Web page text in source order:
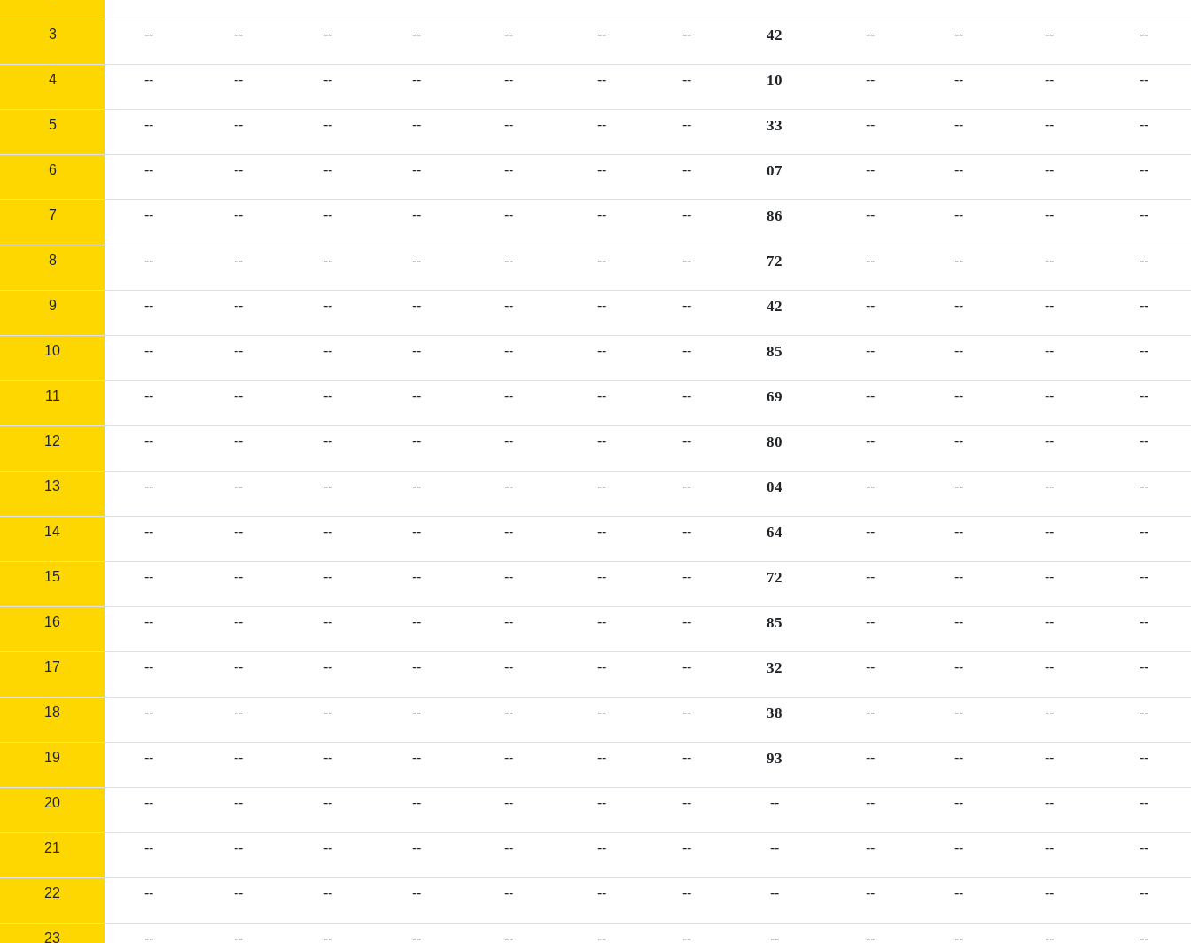
3 -- -- -- -- -- -- -- 42 -- -- -- --
4 -- -- -- -- -- -- -- 10 -- -- -- --
5 -- -- -- -- -- -- -- 33 -- -- -- --
6 -- -- -- -- -- -- -- 07 -- -- -- --
7 -- -- -- -- -- -- -- 86 -- -- -- --
8 -- -- -- -- -- -- -- 72 -- -- -- --
9 -- -- -- -- -- -- -- 42 -- -- -- --
10 -- -- -- -- -- -- -- 85 -- -- -- --
11 -- -- -- -- -- -- -- 69 -- -- -- --
12 -- -- -- -- -- -- -- 80 -- -- -- --
13 -- -- -- -- -- -- -- 04 -- -- -- --
14 -- -- -- -- -- -- -- 64 -- -- -- --
15 -- -- -- -- -- -- -- 72 -- -- -- --
16 -- -- -- -- -- -- -- 85 -- -- -- --
17 -- -- -- -- -- -- -- 32 -- -- -- --
18 -- -- -- -- -- -- -- 38 -- -- -- --
19 -- -- -- -- -- -- -- 93 -- -- -- --
20 -- -- -- -- -- -- -- -- -- -- -- --
21 -- -- -- -- -- -- -- -- -- -- -- --
22 -- -- -- -- -- -- -- -- -- -- -- --
23 -- -- -- -- -- -- -- -- -- -- -- --